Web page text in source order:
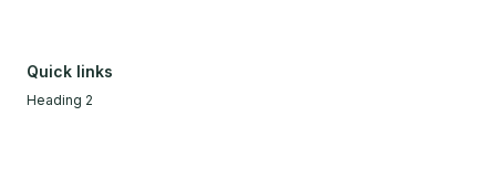
Quick links
Heading 2